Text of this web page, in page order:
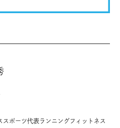
ポーツ代表ランニングフィットネス